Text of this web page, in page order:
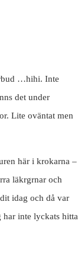
…hihi. Inte
det under
Lite oväntat men
här i krokarna –
läkrgrnar och
idag och då var
har inte lyckats hitta